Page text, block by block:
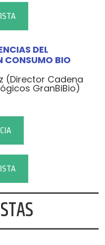
DEL
CONSUMO BIO
(Director Cadena
GranBiBio)